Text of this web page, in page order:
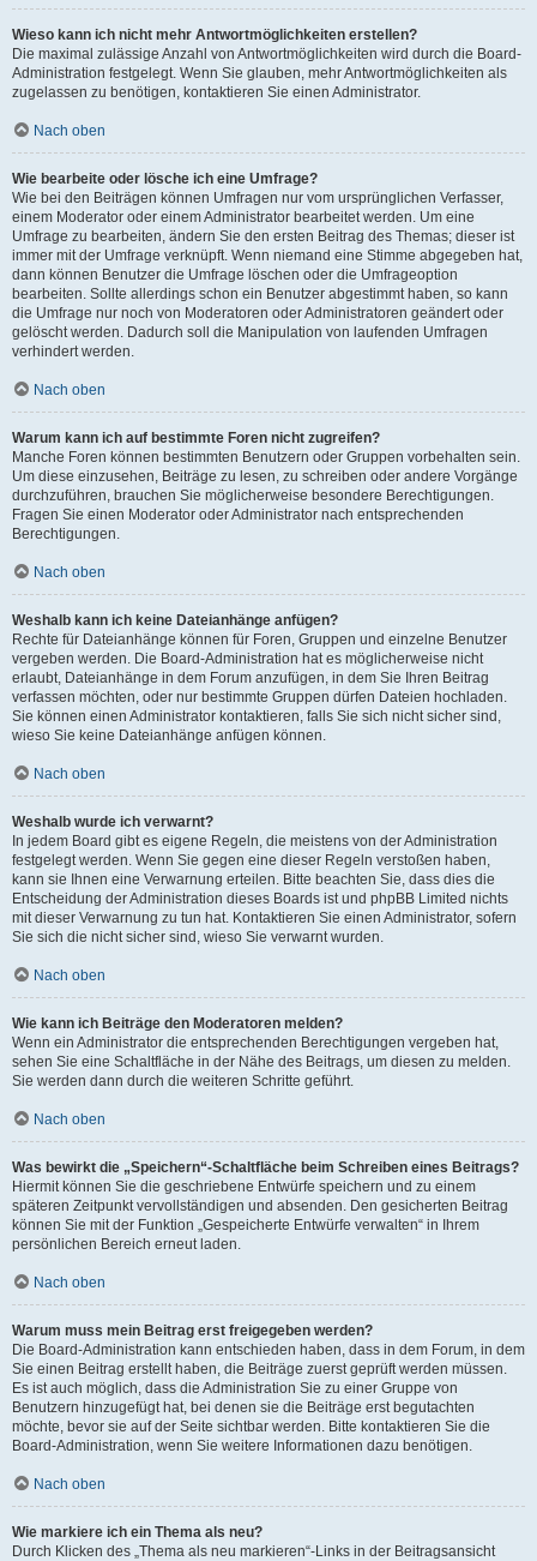
Wieso kann ich nicht mehr Antwortmöglichkeiten erstellen?
Die maximal zulässige Anzahl von Antwortmöglichkeiten wird durch die Board-
Administration festgelegt. Wenn Sie glauben, mehr Antwortmöglichkeiten als
zugelassen zu benötigen, kontaktieren Sie einen Administrator.
Nach oben
Wie bearbeite oder lösche ich eine Umfrage?
Wie bei den Beiträgen können Umfragen nur vom ursprünglichen Verfasser,
einem Moderator oder einem Administrator bearbeitet werden. Um eine
Umfrage zu bearbeiten, ändern Sie den ersten Beitrag des Themas; dieser ist
immer mit der Umfrage verknüpft. Wenn niemand eine Stimme abgegeben hat,
dann können Benutzer die Umfrage löschen oder die Umfrageoption
bearbeiten. Sollte allerdings schon ein Benutzer abgestimmt haben, so kann
die Umfrage nur noch von Moderatoren oder Administratoren geändert oder
gelöscht werden. Dadurch soll die Manipulation von laufenden Umfragen
verhindert werden.
Nach oben
Warum kann ich auf bestimmte Foren nicht zugreifen?
Manche Foren können bestimmten Benutzern oder Gruppen vorbehalten sein.
Um diese einzusehen, Beiträge zu lesen, zu schreiben oder andere Vorgänge
durchzuführen, brauchen Sie möglicherweise besondere Berechtigungen.
Fragen Sie einen Moderator oder Administrator nach entsprechenden
Berechtigungen.
Nach oben
Weshalb kann ich keine Dateianhänge anfügen?
Rechte für Dateianhänge können für Foren, Gruppen und einzelne Benutzer
vergeben werden. Die Board-Administration hat es möglicherweise nicht
erlaubt, Dateianhänge in dem Forum anzufügen, in dem Sie Ihren Beitrag
verfassen möchten, oder nur bestimmte Gruppen dürfen Dateien hochladen.
Sie können einen Administrator kontaktieren, falls Sie sich nicht sicher sind,
wieso Sie keine Dateianhänge anfügen können.
Nach oben
Weshalb wurde ich verwarnt?
In jedem Board gibt es eigene Regeln, die meistens von der Administration
festgelegt werden. Wenn Sie gegen eine dieser Regeln verstoßen haben,
kann sie Ihnen eine Verwarnung erteilen. Bitte beachten Sie, dass dies die
Entscheidung der Administration dieses Boards ist und phpBB Limited nichts
mit dieser Verwarnung zu tun hat. Kontaktieren Sie einen Administrator, sofern
Sie sich die nicht sicher sind, wieso Sie verwarnt wurden.
Nach oben
Wie kann ich Beiträge den Moderatoren melden?
Wenn ein Administrator die entsprechenden Berechtigungen vergeben hat,
sehen Sie eine Schaltfläche in der Nähe des Beitrags, um diesen zu melden.
Sie werden dann durch die weiteren Schritte geführt.
Nach oben
Was bewirkt die „Speichern“-Schaltfläche beim Schreiben eines Beitrags?
Hiermit können Sie die geschriebene Entwürfe speichern und zu einem
späteren Zeitpunkt vervollständigen und absenden. Den gesicherten Beitrag
können Sie mit der Funktion „Gespeicherte Entwürfe verwalten“ in Ihrem
persönlichen Bereich erneut laden.
Nach oben
Warum muss mein Beitrag erst freigegeben werden?
Die Board-Administration kann entschieden haben, dass in dem Forum, in dem
Sie einen Beitrag erstellt haben, die Beiträge zuerst geprüft werden müssen.
Es ist auch möglich, dass die Administration Sie zu einer Gruppe von
Benutzern hinzugefügt hat, bei denen sie die Beiträge erst begutachten
möchte, bevor sie auf der Seite sichtbar werden. Bitte kontaktieren Sie die
Board-Administration, wenn Sie weitere Informationen dazu benötigen.
Nach oben
Wie markiere ich ein Thema als neu?
Durch Klicken des „Thema als neu markieren“-Links in der Beitragsansicht